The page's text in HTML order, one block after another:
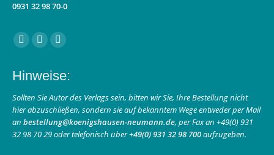
0931 32 98 70-0
Finden Sie uns auf:
Facebook
opens
in
new
window
Instagram
opens
in
new
window
E-
page
opens
in
new
window
Hinweise:
Sollten Sie Autor des Verlags sein, bitten wir Sie, Ihre Bestellung nicht
hier abzuschließen, sondern sie auf bekanntem Wege entweder per Mail
an bestellung@koenigshausen-neumann.de, per Fax an +49(0) 931
32 98 70 29 oder telefonisch über+49(0) 931 32 98 700aufzugeben.